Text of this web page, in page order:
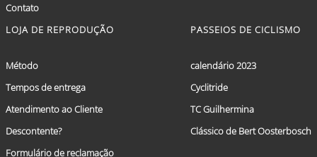
Contato
LOJA DE REPRODUÇÃO
Método
Tempos de entrega
Atendimento ao Cliente
Descontente?
Formulário de reclamação
PASSEIOS DE CICLISMO
calendário 2023
Cyclitride
TC Guilhermina
Clássico de Bert Oosterbosch